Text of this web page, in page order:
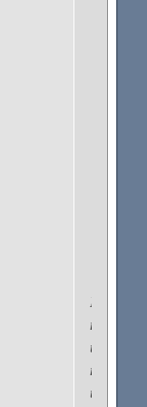
Меня
тоже
такая